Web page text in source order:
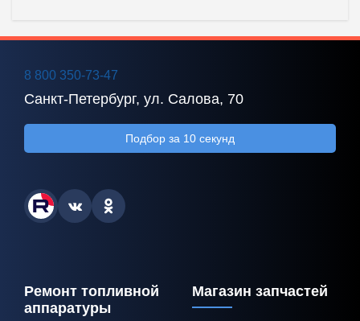
8 800 350-73-47
Санкт-Петербург, ул. Салова, 70
Подбор за 10 секунд
Ремонт топливной
аппаратуры
Магазин запчастей